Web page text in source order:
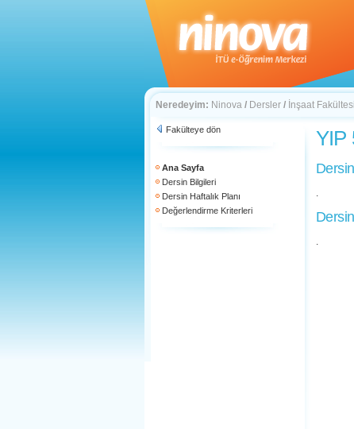
Neredeyim: Ninova / Dersler / İnşaat Fakültesi
Fakülteye dön
Ana Sayfa
Dersin Bilgileri
Dersin Haftalık Planı
Değerlendirme Kriterleri
YIP
.
.